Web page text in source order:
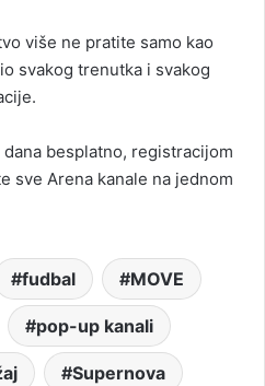
više ne pratite samo kao
svakog trenutka i svakog
besplatno, registracijom
sve Arena kanale na jednom
fudbal MOVE
pop-up kanali
Supernova